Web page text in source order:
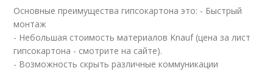
Основные преимущества гипсокартона это: - Быстрый
монтаж
- Небольшая стоимость материалов Knauf (цена за лист
гипсокартона - смотрите на сайте).
- Возможность скрыть различные коммуникации